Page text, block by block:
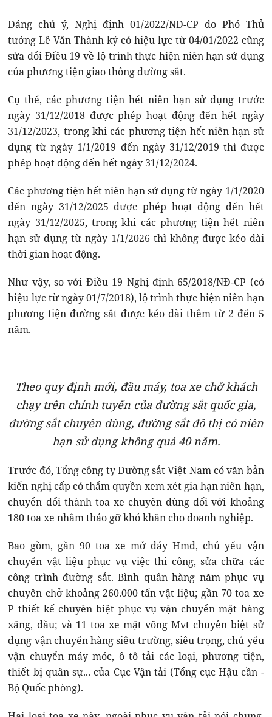
Đáng chú ý, Nghị định 01/2022/NĐ-CP do Phó Thủ
tướng Lê Văn Thành ký có hiệu lực từ 04/01/2022 cũng
sửa đổi Điều 19 về lộ trình thực hiện niên hạn sử dụng
của phương tiện giao thông đường sắt.
Cụ thể, các phương tiện hết niên hạn sử dụng trước
ngày 31/12/2018 được phép hoạt động đến hết ngày
31/12/2023, trong khi các phương tiện hết niên hạn sử
dụng từ ngày 1/1/2019 đến ngày 31/12/2019 thì được
phép hoạt động đến hết ngày 31/12/2024.
Các phương tiện hết niên hạn sử dụng từ ngày 1/1/2020
đến ngày 31/12/2025 được phép hoạt động đến hết
ngày 31/12/2025, trong khi các phương tiện hết niên
hạn sử dụng từ ngày 1/1/2026 thì không được kéo dài
thời gian hoạt động.
Như vậy, so với Điều 19 Nghị định 65/2018/NĐ-CP (có
hiệu lực từ ngày 01/7/2018), lộ trình thực hiện niên hạn
phương tiện đường sắt được kéo dài thêm từ 2 đến 5
năm.
Theo quy định mới, đầu máy, toa xe chở khách
chạy trên chính tuyến của đường sắt quốc gia,
đường sắt chuyên dùng, đường sắt đô thị có niên
hạn sử dụng không quá 40 năm.
Trước đó, Tổng công ty Đường sắt Việt Nam có văn bản
kiến nghị cấp có thẩm quyền xem xét gia hạn niên hạn,
chuyển đổi thành toa xe chuyên dùng đối với khoảng
180 toa xe nhằm tháo gỡ khó khăn cho doanh nghiệp.
Bao gồm, gần 90 toa xe mở đáy Hmđ, chủ yếu vận
chuyển vật liệu phục vụ việc thi công, sửa chữa các
công trình đường sắt. Bình quân hàng năm phục vụ
chuyên chở khoảng 260.000 tấn vật liệu; gần 70 toa xe
P thiết kế chuyên biệt phục vụ vận chuyển mặt hàng
xăng, dầu; và 11 toa xe mặt võng Mvt chuyên biệt sử
dụng vận chuyển hàng siêu trường, siêu trọng, chủ yếu
vận chuyển máy móc, ô tô tải các loại, phương tiện,
thiết bị quân sự... của Cục Vận tải (Tổng cục Hậu cần -
Bộ Quốc phòng).